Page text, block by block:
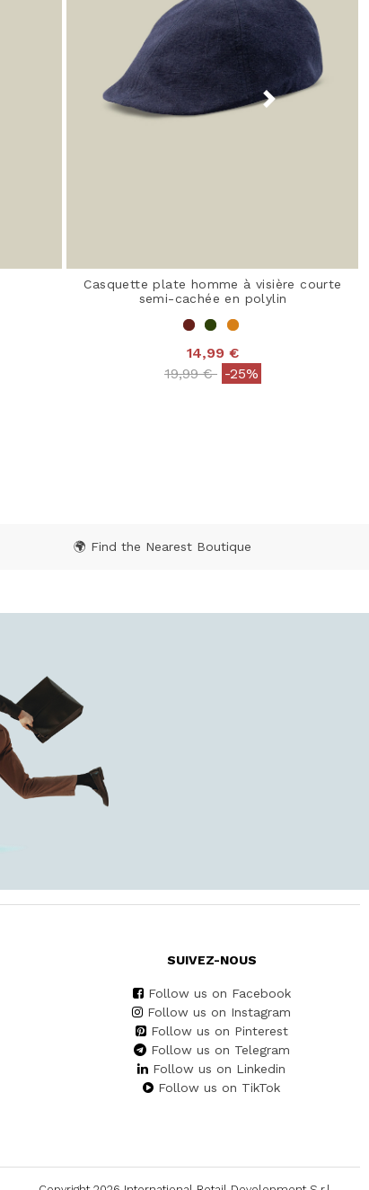
Casquette plate homme à visière courte
semi-cachée en polylin
14,99 €
Price reduced from
19,99 €to-25%
🌍 Find the Nearest Boutique
SUIVEZ-NOUS
Follow us on Facebook
Follow us on Instagram
Follow us on Pinterest
Follow us on Telegram
Follow us on Linkedin
Follow us on TikTok